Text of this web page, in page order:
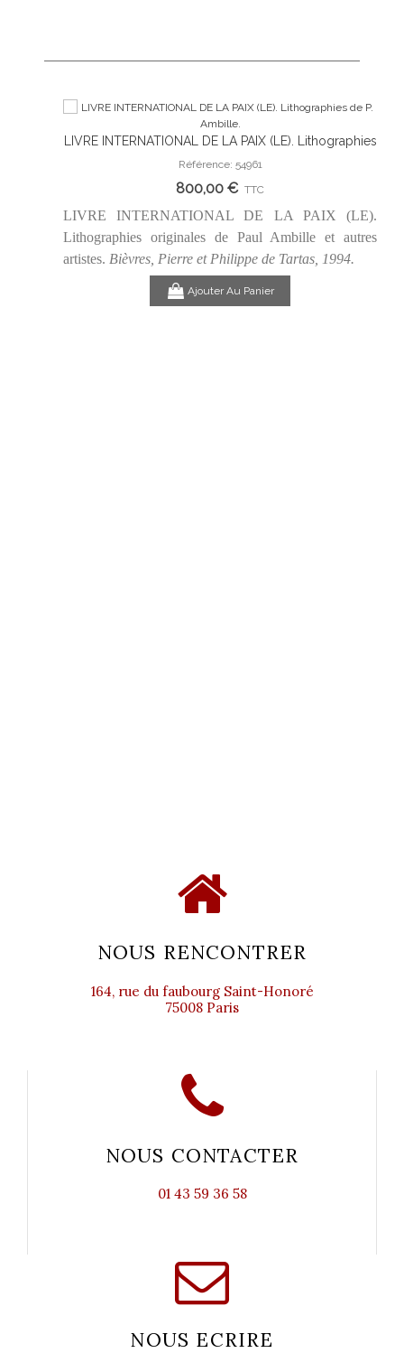
Ajouter Au Panier
LIVRE INTERNATIONAL DE LA PAIX (LE). Lithographies
de P. Ambille.
Référence: 54961
800,00 € TTC
LIVRE INTERNATIONAL DE LA PAIX (LE).
Lithographies originales de Paul Ambille et autres
artistes. Bièvres, Pierre et Philippe de Tartas, 1994.
Ajouter Au Panier
NOUS RENCONTRER
164, rue du faubourg Saint-Honoré
75008 Paris
NOUS CONTACTER
01 43 59 36 58
NOUS ECRIRE